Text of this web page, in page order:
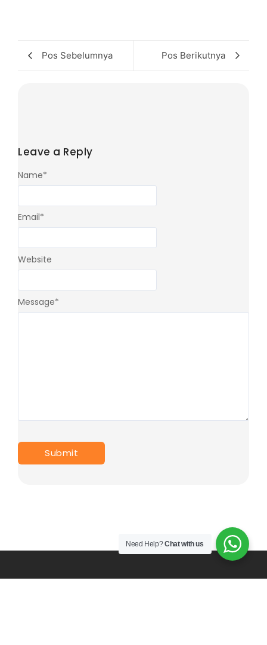
Pos Sebelumnya Pos Berikutnya
Leave a Reply
Message*
Name*
Email*
Website
Need Help?Chat with us